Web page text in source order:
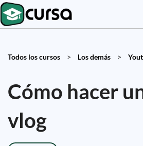
Todos los cursos > Los demás >
Cómo hacer
vlog